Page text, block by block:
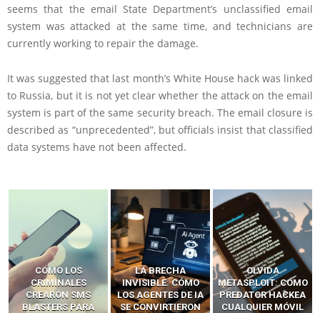
seems that the email State Department’s unclassified email
system was attacked at the same time, and technicians are
currently working to repair the damage.
It was suggested that last month’s White House hack was linked
to Russia, but it is not yet clear whether the attack on the email
system is part of the same security breach. The email closure is
described as “unprecedented”, but officials insist that classified
data systems have not been affected.
LA BRECHA
INVISIBLE: CÓMO
LOS AGENTES DE IA
SE CONVIRTIERON
OLVIDA
METASPLOIT: CÓMO
PREDATOR HACKEA
CUALQUIER MÓVIL
CÓMO LOS HACKERS
INTERCEPTAN OTPS
Y LLAMADAS
MÓVILES SIN